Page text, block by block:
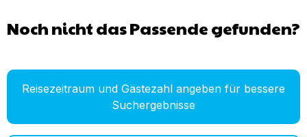
Noch nicht das Passende gefunden?
Reisezeitraum und Gästezahl angeben für bessere
Suchergebnisse